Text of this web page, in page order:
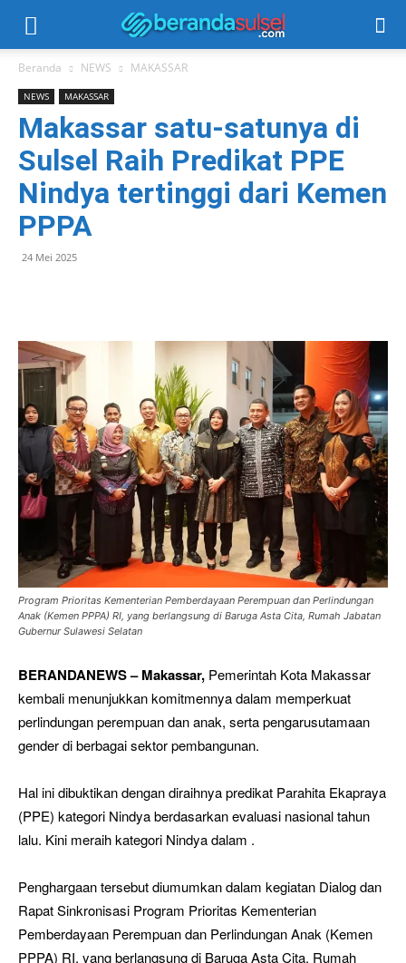
Beranda NEWS MAKASSAR
NEWS MAKASSAR
Makassar satu-satunya di
Sulsel Raih Predikat PPE
Nindya tertinggi dari Kemen
PPPA
24 Mei 2025
Program Prioritas Kementerian Pemberdayaan Perempuan dan Perlindungan
Anak (Kemen PPPA) RI, yang berlangsung di Baruga Asta Cita, Rumah Jabatan
Gubernur Sulawesi Selatan
BERANDANEWS – Makassar, Pemerintah Kota Makassar
kembali menunjukkan komitmennya dalam memperkuat
perlindungan perempuan dan anak, serta pengarusutamaan
gender di berbagai sektor pembangunan.
Hal ini dibuktikan dengan diraihnya predikat Parahita Ekapraya
(PPE) kategori Nindya berdasarkan evaluasi nasional tahun
lalu. Kini meraih kategori Nindya dalam .
Penghargaan tersebut diumumkan dalam kegiatan Dialog dan
Rapat Sinkronisasi Program Prioritas Kementerian
Pemberdayaan Perempuan dan Perlindungan Anak (Kemen
PPPA) RI, yang berlangsung di Baruga Asta Cita, Rumah